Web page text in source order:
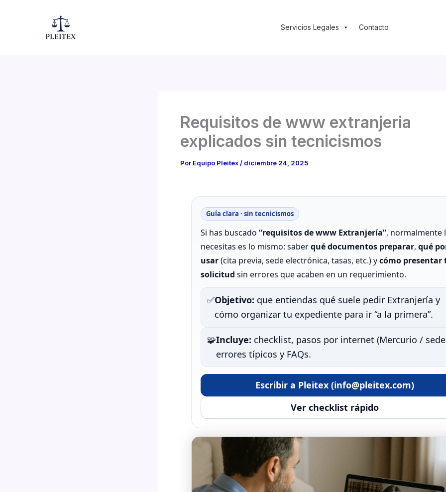
Servicios Legales Contacto
Requisitos de www extranjeria
explicados sin tecnicismos
Por Equipo Pleitex/ diciembre 24, 2025
Guía clara · sin tecnicismos
Si has buscado “requisitos de www Extranjería”, normalmente
necesitas es lo mismo: saberqué documentos preparar, qué
usar(cita previa, sede electrónica, tasas, etc.) ycómo presentar
solicitud sin errores que acaben en un requerimiento.
✅Objetivo: que entiendas qué suele pedir Extranjería y
cómo organizar tu expediente para ir “a la primera”.
🧩Incluye: checklist, pasos por internet (Mercurio /
errores típicos y FAQs.
Escribir a Pleitex (info@pleitex.com)
Ver checklist rápido